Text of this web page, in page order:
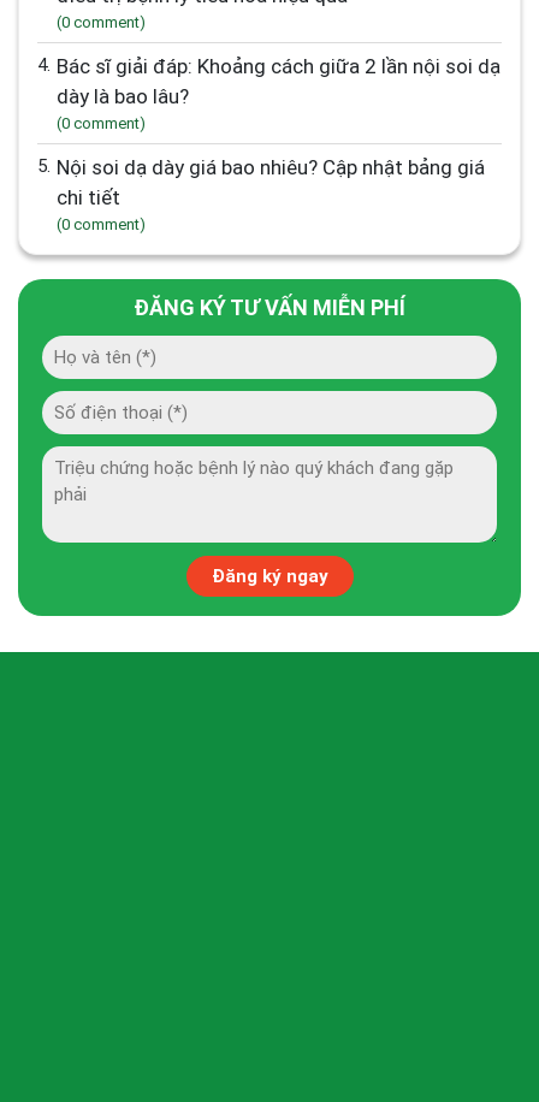
(0 comment)
4. Bác sĩ giải đáp: Khoảng cách giữa 2 lần nội soi dạ
dày là bao lâu?
(0 comment)
5. Nội soi dạ dày giá bao nhiêu? Cập nhật bảng giá
chi tiết
(0 comment)
ĐĂNG KÝ TƯ VẤN MIỄN PHÍ